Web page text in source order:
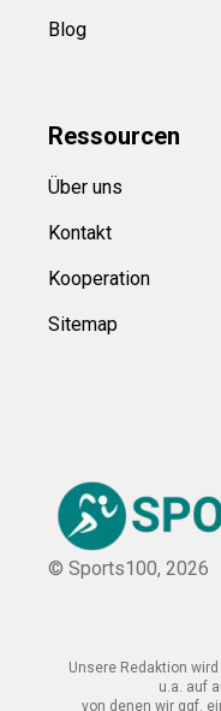
Blog
Ressourcen
Über uns
Kontakt
Kooperation
Sitemap
© Sports100, 2026
Unsere Redaktion
u.a. auf
von denen wir ggf.